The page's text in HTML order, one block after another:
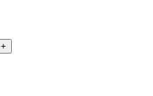
+